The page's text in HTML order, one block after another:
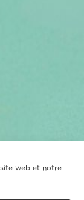
web et notre